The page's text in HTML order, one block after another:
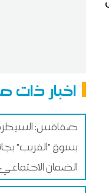
اخبار ذات
صفاقس:
بسوق "الفريب"
الضمان